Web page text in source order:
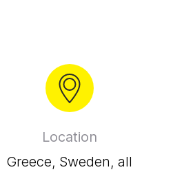
Location
Greece, Sweden, all